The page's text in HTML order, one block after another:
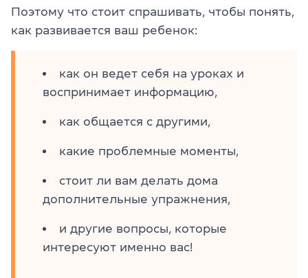
Поэтому что стоит спрашивать, чтобы понять,
как развивается ваш ребенок:
как он ведет себя на уроках и
воспринимает информацию,
как общается с другими,
какие проблемные моменты,
стоит ли вам делать дома
дополнительные упражнения,
и другие вопросы, которые
интересуют именно вас!